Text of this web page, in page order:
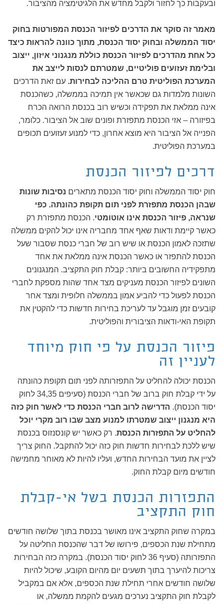
ובעקבות כך לחזור ולקבל מחדש את הלגיטימציה מהציבור.
מאמר זה סוקר את הדרכים לפיזור הכנסת המפורטות בחוק
יסוד הממשלה ובחוק יסוד הכנסת, מתוך כוונה להראות כיצד
כל אחת מהדרכים לפיזור הכנסת כוללת מנגנוני איזון, ייצוב
ובלימת זעזועים פוליטיים, שמטרתם לנסות לייצב את
המערכת הפוליטית טרם ההליכה לבחירות. עם זאת הדרכים
השונות מלמדות גם שכאשר אין תמיכה בממשלה, כשהכנסת
אינה ממלאת את תפקידה וכשיש רוב בכנסת הרואה הכרח
בפיזורה – אזי הכנסת מתפזרת ופונים שוב אל הציבור. כלומר,
הפנייה אל הציבור היא מוצא אחרון, כדי למנוע זעזועים תכופים
במערכת הפוליטית.
דרכים לפיזור הכנסת
חוק יסוד הממשלה וחוק יסוד הכנסת מתארים נסיבות שונות
שבהן הכנסת מתפזרת לפני תום תקופת כהונתה. כפי
שנראה, פיזור הכנסת אינו אוטומטי. הכנסת מתפזרת רק
כאשר קיימת ודאות שאף אחד מחבריה אינו יכול להקים ממשלה
שתזכה לאמון הכנסת או שיש רוב של חברי כנסת שסבור שעל
הכנסת להתפזר או כאשר הכנסת אינה ממלאת את אחד
מתפקידיה החשובים ביותר: קבלת חוק התקציב. המנגנונים
השונים לפיזור הכנסת מעניקים מצד אחד שהות מספקת לחברי
הכנסת לפעול כדי להביע אמון בממשלה חלופית ומצד אחר
קובעים זמן מוגבל עד לעריכת בחירות חדשות כדי להקטין את
תקופת האי-ודאות הציבורית והפוליטית.
פיזור הכנסת על פי חוק מיוחד
לעניין זה
הכנסת יכולה להחליט על התפזרותה לפני תום תקופת כהונתה
על ידי קבלת חוק ברוב של חברי הכנסת (סעיפים 34,35 לחוק
יסוד הכנסת). הדרישה לרוב חברי הכנסת כדי לאשר חוק כזה
היא מנגנון ייצוב שמטרתו למנוע מצב שבו רוב מקרי יוכל
להחליט על התפזרות הכנסת. רק כאשר יש קונסנזוס בכנסת
שיש ללכת לבחירות חדשות חוק כזה יכול להתקבל. החוק צריך
לציין את מועד הבחירות החדש, ועליו להיות לא מאוחר מחמישה
חודשים מיום קבלת החוק.
התפזרות הכנסת בשל אי-קבלת
חוק התקציב
במקרה שחוק התקציב אינו מאושר בכנסת בתוך שלושה חודשים
מתחילת שנת הכספים, פירושו של דבר שהכנסת החליטה על
התפזרותה (סעיף 36 לחוק יסוד הכנסת). במקרה כזה הבחירות
צריכות להיערך בתוך תשעים יום מהיום הקובע, שיכול להיות
שלושה חודשים אחרי תחילת שנת הכספים, אלא אם במקביל
לקבלת חוק התקציב נערכים מגעים להקמת ממשלה, או